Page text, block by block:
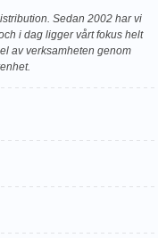
Sedan 2002 har vi
i dag ligger vårt fokus helt
av verksamheten genom